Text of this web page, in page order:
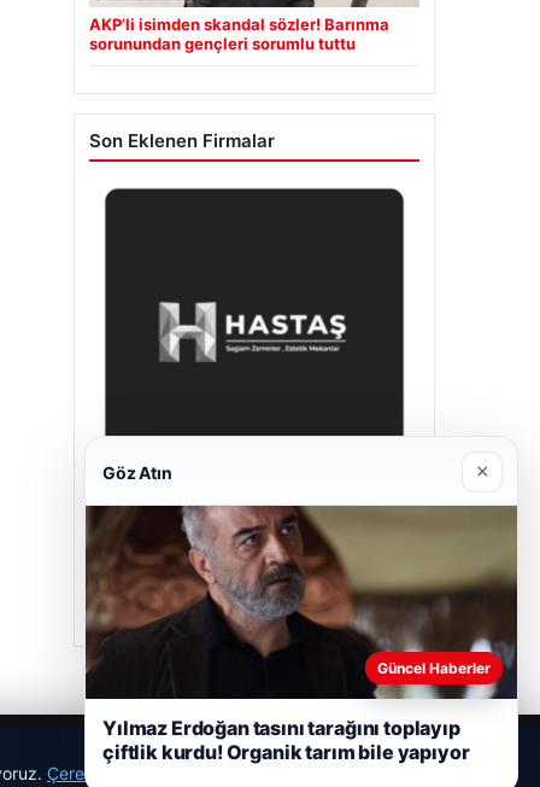
AKP’li isimden skandal sözler! Barınma
sorunundan gençleri sorumlu tuttu
Son Eklenen Firmalar
Hastaş Beton
26/05/2026
Çerez Politikamız
Göz Atın ×
Güncel Haberler
Yılmaz Erdoğan tasını tarağını toplayıp
çiftlik kurdu! Organik tarım bile yapıyor